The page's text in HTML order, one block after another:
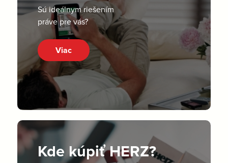
Sú ideálnym riešením
práve pre vás?
Viac
Kde kúpiť HERZ?